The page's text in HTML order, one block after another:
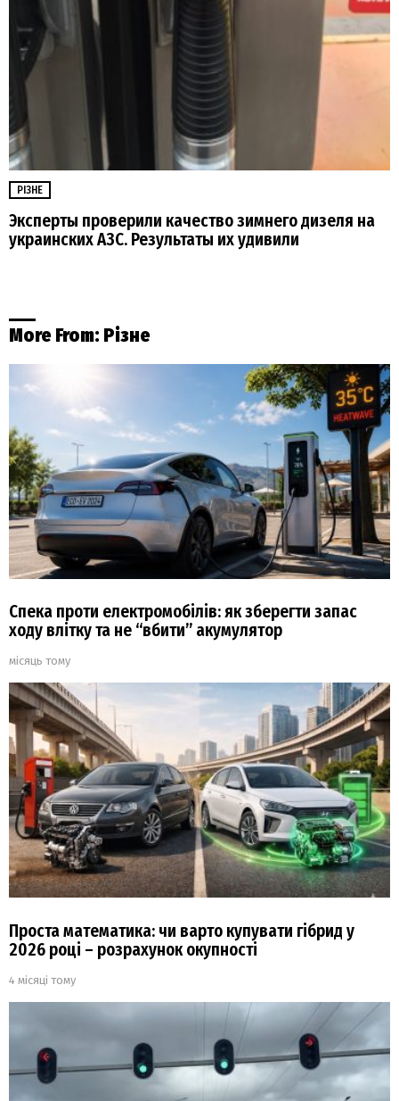
РІЗНЕ
Эксперты проверили качество зимнего дизеля на
украинских АЗС. Результаты их удивили
More From: Різне
Спека проти електромобілів: як зберегти запас
ходу влітку та не “вбити” акумулятор
місяць тому
Проста математика: чи варто купувати гібрид у
2026 році – розрахунок окупності
4 місяці тому